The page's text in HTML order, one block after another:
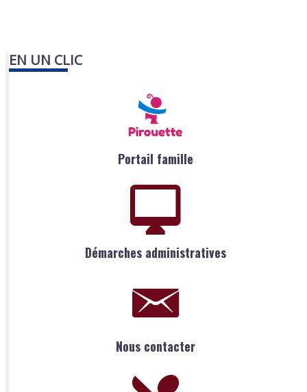
EN UN CLIC
Portail famille
Démarches administratives
Nous contacter